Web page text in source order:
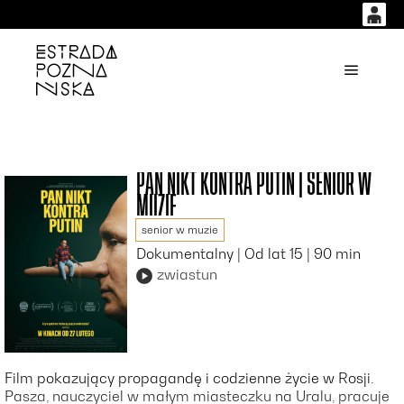
0,00
PAN NIKT KONTRA PUTIN | SENIOR W
MUZIE
senior w muzie
Dokumentalny | Od lat 15 | 90 min
zwiastun
Film pokazujący propagandę i codzienne życie w Rosji.
Pasza, nauczyciel w małym miasteczku na Uralu, pracuje